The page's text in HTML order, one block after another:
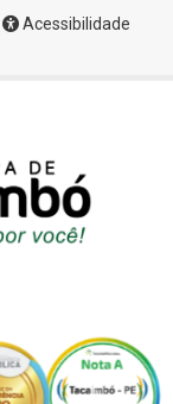
Acessibilidade